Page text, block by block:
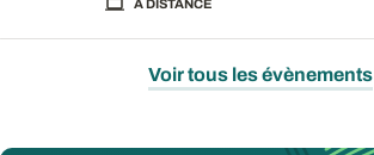
A DISTANCE
Voir tous les évènements